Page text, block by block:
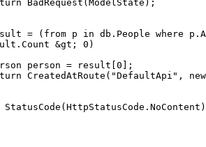
BadRequest(ModelState);
= (from p in db.People where
&gt; 0)
person = result[0];
CreatedAtRoute("DefaultApi",